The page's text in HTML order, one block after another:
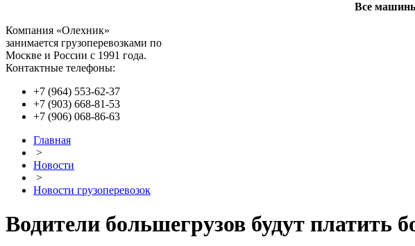
Все
Компания «Олехник»
занимается грузоперевозками по
Москве и России с 1991 года.
Контактные телефоны:
+7 (964) 553-62-37
+7 (903) 668-81-53
+7 (906) 068-86-63
Главная
>
Новости
>
Новости грузоперевозок
Водители большегрузов будут платить